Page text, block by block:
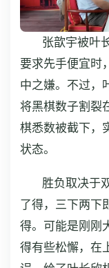
张歆宇被叶
要求先手便宜时
中之嫌。不过，
将黑棋数子割裂
棋悉数被截下，
状态。
胜负取决于
了得，三下两
得。可能是刚刚
得有些松懈，在